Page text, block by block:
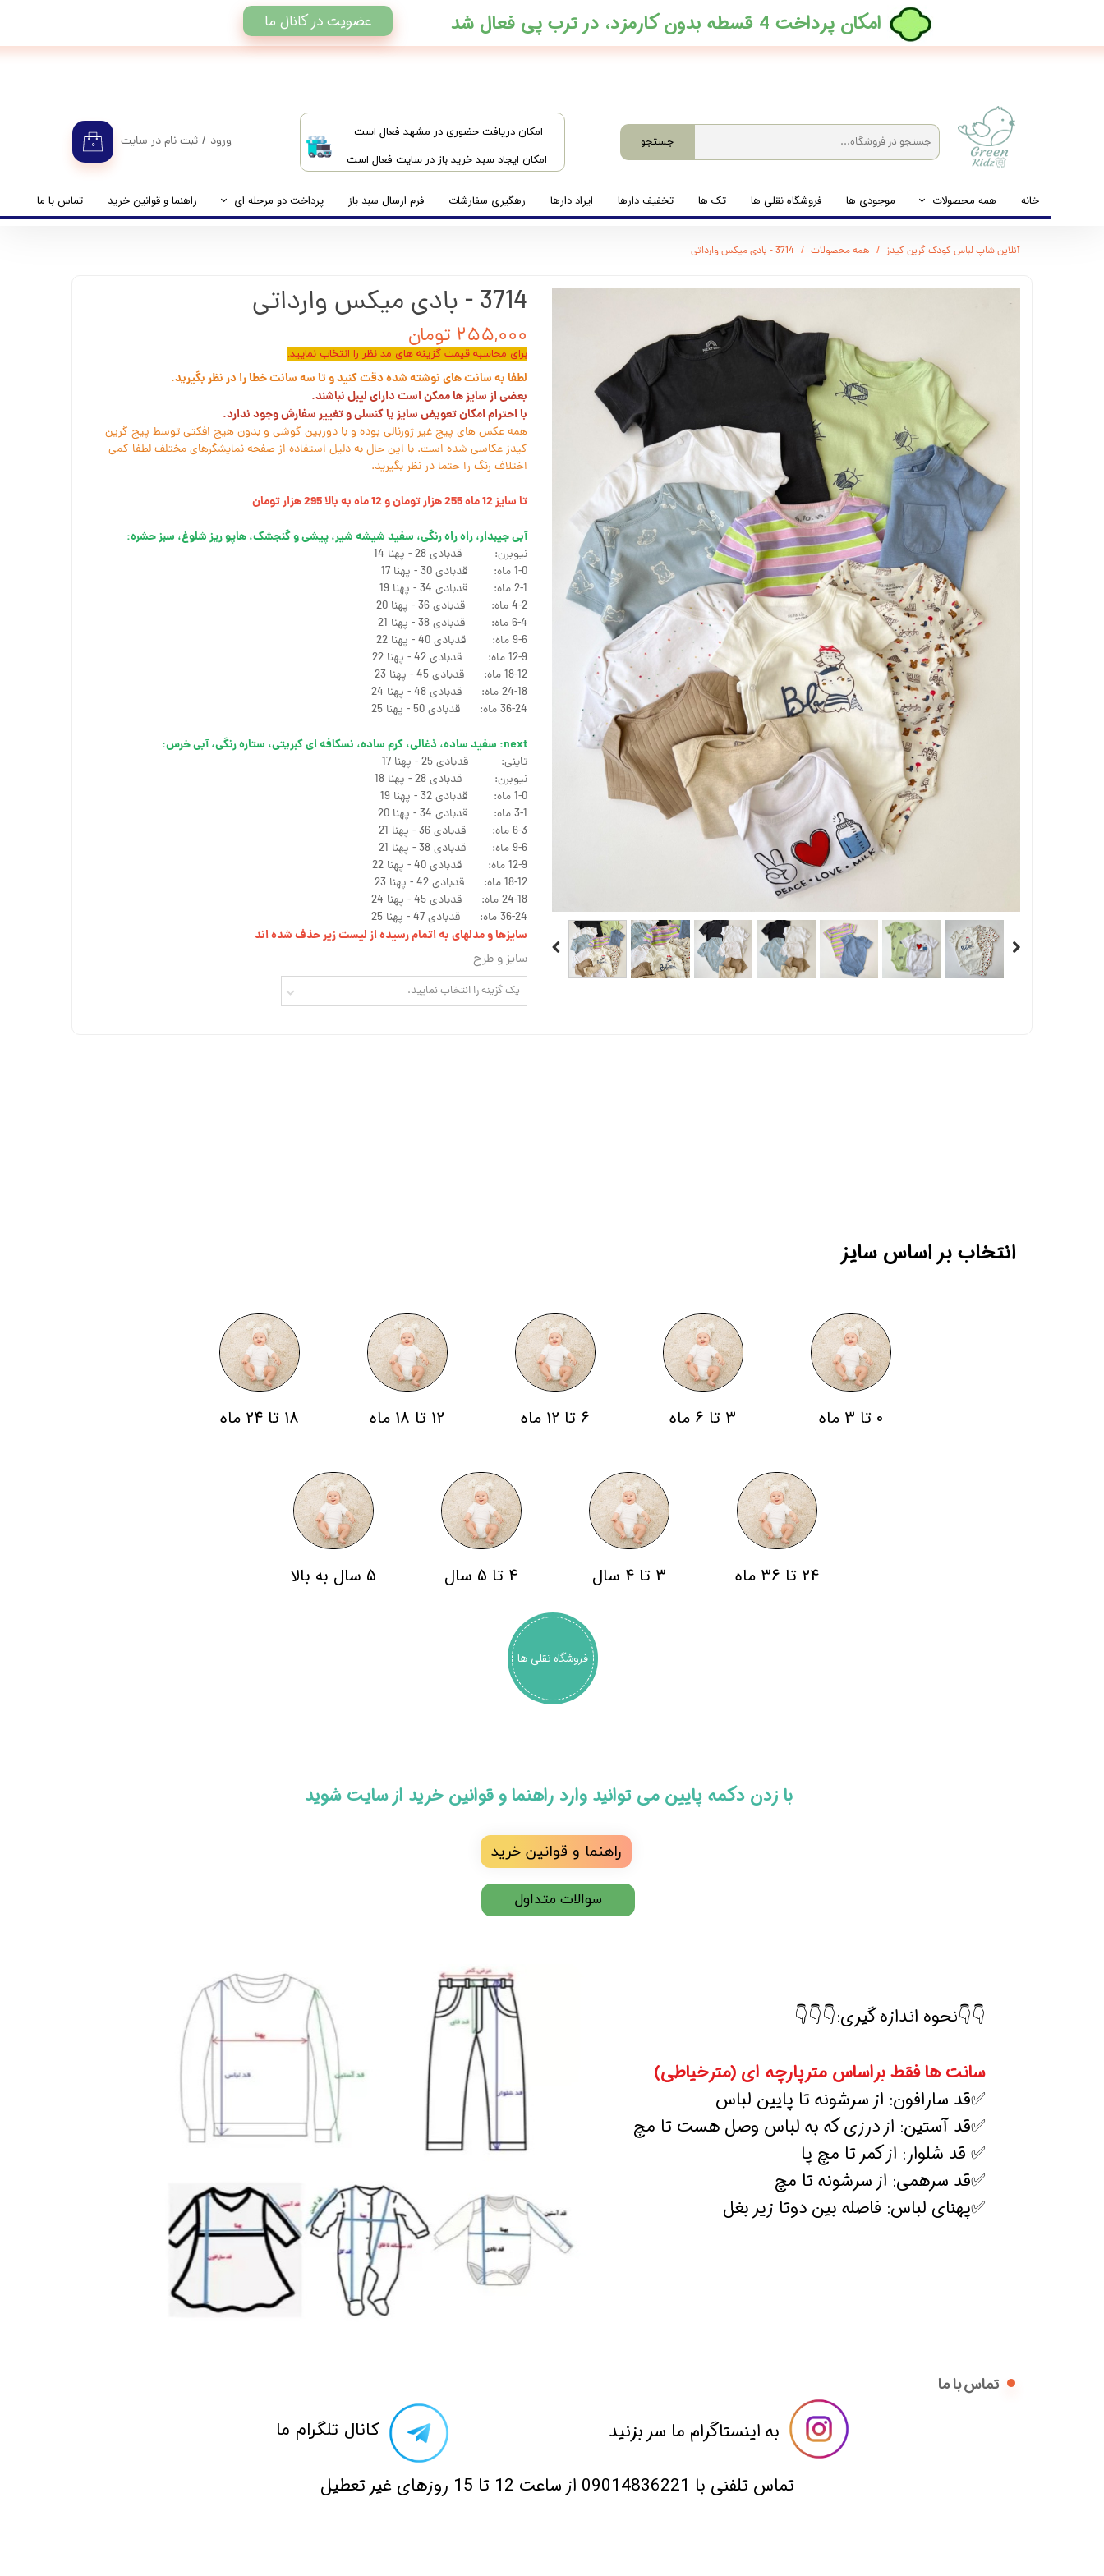
​امکان دریافت حضوری در مشهد فعال است
امکان ایجاد سبد خرید باز در سایت فعال است
جستجو ۰ ورود / ثبت نام در سایت
تغییر گذر واژه خانه همه محصولات
لباس نوزاد تا نوجوان
بر اساس جنسیت
بر اساس سن
موجودی ها فروشگاه نقلی ها تک ها تخفیف دارها ایراد دارها رهگیری سفارشات فرم ارسال سبد باز پرداخت دو مرحله ای راهنما و قوانین خرید تماس با ما
​امکان پرداخت 4 قسطه بدون کارمزد، در ترب پی فعال شد عضویت در کانال ما
آنلاین شاپ لباس کودک گرین کیدز همه محصولات 3714 - بادی میکس وارداتی
3714 - بادی میکس وارداتی
۲۵۵,۰۰۰ تومان
برای محاسبه قیمت گزینه های مد نظر را انتخاب نمایید.
لطفا به سانت های نوشته شده دقت کنید و تا سه سانت خطا را در نظر بگیرید.
بعضی از سایز ها ممکن است دارای لیبل نباشند.
با احترام امکان تعویض سایز یا کنسلی و تغییر سفارش وجود ندارد.
همه عکس های پیج غیر ژورنالی بوده و با دوربین گوشی و بدون هیچ افکتی توسط پیج گرین
کیدز عکاسی شده است. با این حال به دلیل استفاده از صفحه نمایشگرهای مختلف لطفا کمی
اختلاف رنگ را حتما در نظر بگیرید.
تا سایز 12 ماه 255 هزار تومان و 12 ماه به بالا 295 هزار تومان
آبی جیبدار، راه راه رنگی، سفید شیشه شیر، پیشی و گنجشک، هاپو ریز شلوغ، سبز حشره:
نیوبرن: قدبادی 28 - پهنا 14
1-0 ماه: قدبادی 30 - پهنا 17
2-1 ماه: قدبادی 34 - پهنا 19
4-2 ماه: قدبادی 36 - پهنا 20
6-4 ماه: قدبادی 38 - پهنا 21
9-6 ماه: قدبادی 40 - پهنا 22
12-9 ماه: قدبادی 42 - پهنا 22
18-12 ماه: قدبادی 45 - پهنا 23
24-18 ماه: قدبادی 48 - پهنا 24
36-24 ماه: قدبادی 50 - پهنا 25
next: سفید ساده، ذغالی، کرم ساده، نسکافه ای کبریتی، ستاره رنگی، آبی خرس:
تاینی: قدبادی 25 - پهنا 17
نیوبرن: قدبادی 28 - پهنا 18
1-0 ماه: قدبادی 32 - پهنا 19
3-1 ماه: قدبادی 34 - پهنا 20
6-3 ماه: قدبادی 36 - پهنا 21
9-6 ماه: قدبادی 38 - پهنا 21
12-9 ماه: قدبادی 40 - پهنا 22
18-12 ماه: قدبادی 42 - پهنا 23
24-18 ماه: قدبادی 45 - پهنا 24
36-24 ماه: قدبادی 47 - پهنا 25
سایزها و مدلهای به اتمام رسیده از لیست زیر حذف شده اند
سایز و طرح
یک گزینه را انتخاب نمایید.
0 تا 3 ماه 3 تا 6 ماه 6 تا 12 ماه 12 تا 18 ماه 18 تا 24 ماه
24 تا 36 ماه 3 تا 4 سال 4 تا 5 سال 5 سال به بالا
انتخاب بر اساس سایز
فروشگاه نقلی ها
​​با زدن دکمه پایین می توانید وارد راهنما و قوانین خرید از سایت شوید
راهنما و قوانین خرید
👇👇نحوه اندازه گیری:👇👇👇
سانت ها فقط براساس مترپارچه ای (مترخیاطی)
✅قد سارافون: از سرشونه تا پایین لباس
✅قد آستین: از درزی که به لباس وصل هست تا مچ
✅ قد شلوار: از کمر تا مچ پا
✅قد سرهمی: از سرشونه تا مچ
✅پهنای لباس: فاصله بین دوتا زیر بغل
سوالات متداول
تماس با ما
​​به اینستاگرام ما سر بزنید​​​​​​​
​تماس تلفنی با 09014836221 از ساعت 12 تا 15 روزهای غیر تعطیل
​کانال تلگرام ما